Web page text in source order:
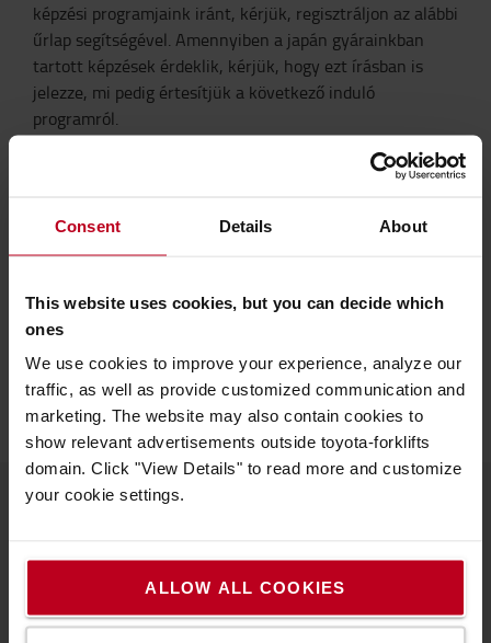
Consent Details About
This website uses cookies, but you can decide which
ones
We use cookies to improve your experience, analyze our
traffic, as well as provide customized communication and
marketing. The website may also contain cookies to
show relevant advertisements outside toyota-forklifts
domain. Click "View Details" to read more and customize
your cookie settings.
ALLOW ALL COOKIES
képzési programjaink iránt, kérjük, regisztráljon az alábbi
űrlap segítségével. Amennyiben a japán gyárainkban
tartott képzések érdeklik, kérjük, hogy ezt írásban is
jelezze, mi pedig értesítjük a következő induló
programról.
Az eseménynaptárban megtekintheti, hogy európai
szervizközpontjainkban mikor tartunk rendszeres
az ezekben a gyárakban szervezett exkluzív események
is szerepelnek.
Vissza a Toyota Lean Academy-hez >>
KÉPZÉSEK
Miért vásároljunk Toyotát